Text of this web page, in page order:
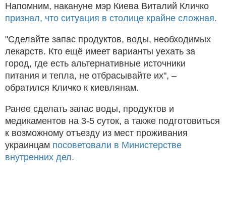
Напомним, накануне мэр Киева Виталий Кличко
признал, что ситуация в столице крайне сложная.
"Сделайте запас продуктов, воды, необходимых
лекарств. Кто ещё имеет варианты уехать за
город, где есть альтернативные источники
питания и тепла, не отбрасывайте их", –
обратился Кличко к киевлянам.
Ранее сделать запас воды, продуктов и
медикаментов на 3-5 суток, а также подготовиться
к возможному отъезду из мест проживания
украинцам посоветовали в Министерстве
внутренних дел.